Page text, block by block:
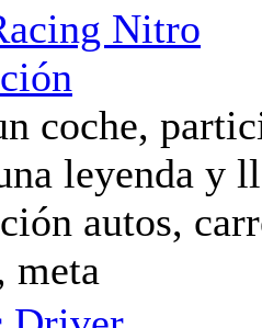
Nitro
coche,
leyenda y
autos,
meta